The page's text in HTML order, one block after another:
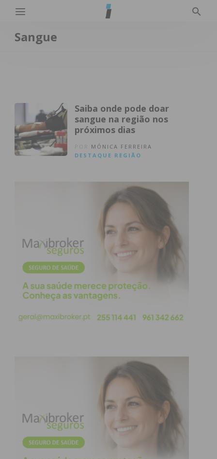
Sangue
Saiba onde pode doar
sangue na região nos
próximos dias
MÓNICA FERREIRA
DESTAQUE REGIÃO